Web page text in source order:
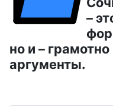
–
но и –
аргументы.